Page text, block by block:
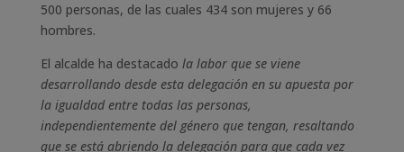
500 personas, de las cuales 434 son mujeres y 66
hombres.
El alcalde ha destacado la labor que se viene
desarrollando desde esta delegación en su apuesta por
la igualdad entre todas las personas,
independientemente del género que tengan, resaltando
que se está abriendo la delegación para que cada vez